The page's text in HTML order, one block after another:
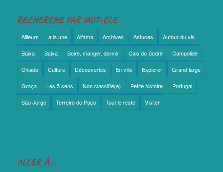
RECHERCHE PAR MOT-CLÉ
Ailleurs a la une Alfama Archives Astuces Autour du vin
Baixa Baixa Boire, manger, dormir Cais do Sodré Campolide
Chiado Culture Découvertes En ville Explorer Grand large
Graça Les 5 sens Non classifié(e) Petite histoire Portugal
São Jorge Terreiro do Paço Tout le reste Visiter
ALLER À …